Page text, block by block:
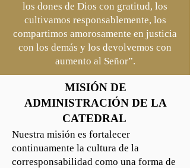
los dones de Dios con gratitud, los
cultivamos responsablemente, los
compartimos amorosamente en justicia
con los demás y los devolvemos con
aumento al Señor”.
MISIÓN DE
ADMINISTRACIÓN DE LA
CATEDRAL
Nuestra misión es fortalecer
continuamente la cultura de la
corresponsabilidad como una forma de